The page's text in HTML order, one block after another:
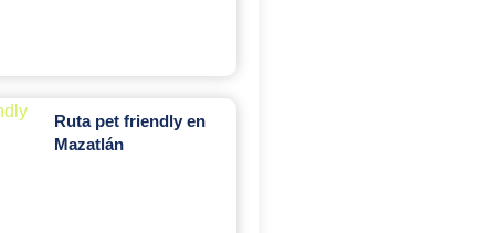
Ruta pet friendly en
Mazatlán